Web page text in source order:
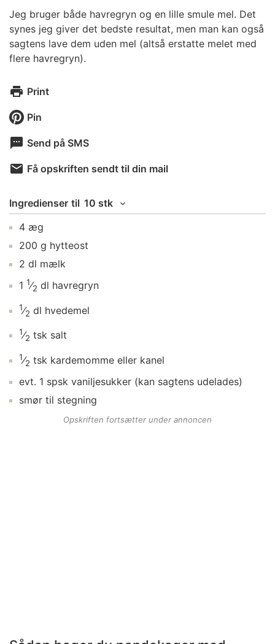
Jeg bruger både havregryn og en lille smule mel. Det
synes jeg giver det bedste resultat, men man kan også
sagtens lave dem uden mel (altså erstatte melet med
flere havregryn).
Print
Pin
Send på SMS
Få opskriften sendt til din mail
Ingredienser til 10 stk
4 æg
200 g hytteost
2 dl mælk
1 1⁄2 dl havregryn
1⁄2 dl hvedemel
1⁄2 tsk salt
1⁄2 tsk kardemomme eller kanel
evt. 1 spsk vaniljesukker (kan sagtens udelades)
smør til stegning
Opskriften fortsætter under annoncen